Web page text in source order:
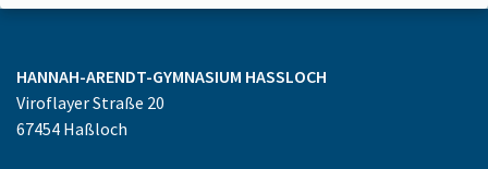
HANNAH-ARENDT-GYMNASIUM HASSLOCH
Viroflayer Straße 20
67454 Haßloch